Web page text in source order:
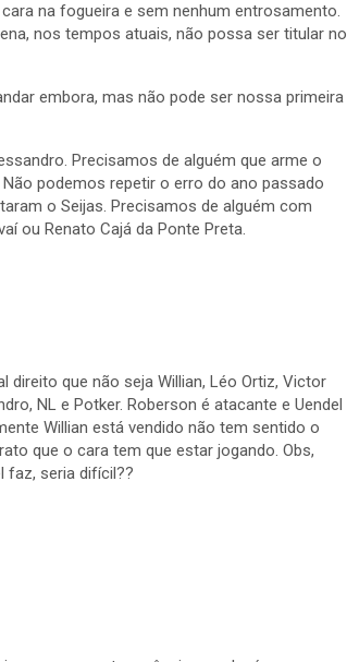
na fogueira e sem nenhum entrosamento.
nos tempos atuais, não possa ser titular no
embora, mas não pode ser nossa primeira
Precisamos de alguém que arme o
podemos repetir o erro do ano passado
o Seijas. Precisamos de alguém com
ou Renato Cajá da Ponte Preta.
direito que não seja Willian, Léo Ortiz, Victor
NL e Potker. Roberson é atacante e Uendel
Willian está vendido não tem sentido o
que o cara tem que estar jogando. Obs,
faz, seria difícil??